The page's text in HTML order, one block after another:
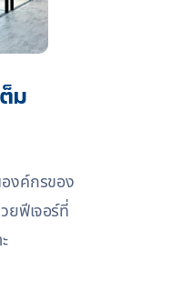
ม
องค์กรของ
ยฟีเจอร์ที่